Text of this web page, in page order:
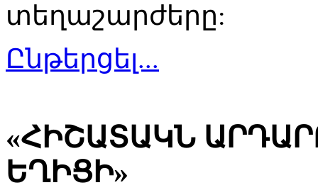
տեղաշարժերը:
Ընթերցել...
«ՀԻՇԱՏԱԿՆ
ԵՂԻՑԻ»